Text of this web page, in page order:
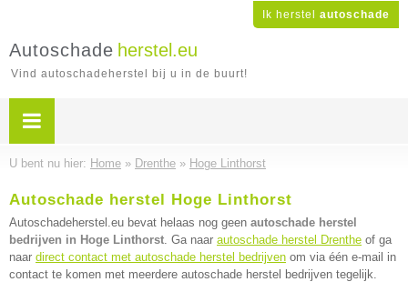
Ik herstel autoschade
Autoschade herstel.eu
Vind autoschadeherstel bij u in de buurt!
U bent nu hier: Home » Drenthe » Hoge Linthorst
Autoschade herstel Hoge Linthorst
Autoschadeherstel.eu bevat helaas nog geen autoschade herstel
bedrijven in Hoge Linthorst. Ga naar autoschade herstel Drenthe of ga
naar direct contact met autoschade herstel bedrijven om via één e-mail in
contact te komen met meerdere autoschade herstel bedrijven tegelijk.